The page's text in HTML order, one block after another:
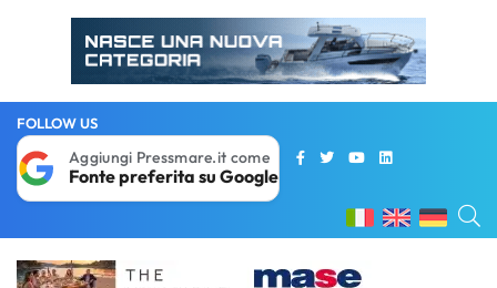
FOLLOW US
Aggiungi Pressmare.it come
Fonte preferita su Google